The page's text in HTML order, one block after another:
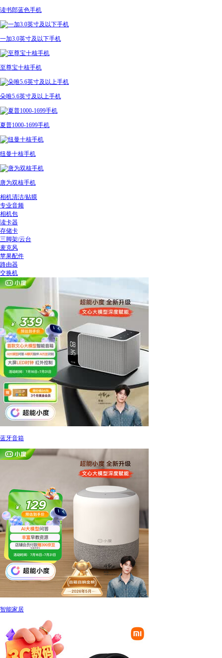
读书郎蓝色手机
一加3.0英寸及以下手机
至尊宝十核手机
朵唯5.6英寸及以上手机
夏普1000-1699手机
纽曼十核手机
唐为双核手机
相机清洁/贴膜
专业音频
相机包
读卡器
存储卡
三脚架/云台
麦克风
苹果配件
路由器
交换机
蓝牙音箱
智能家居